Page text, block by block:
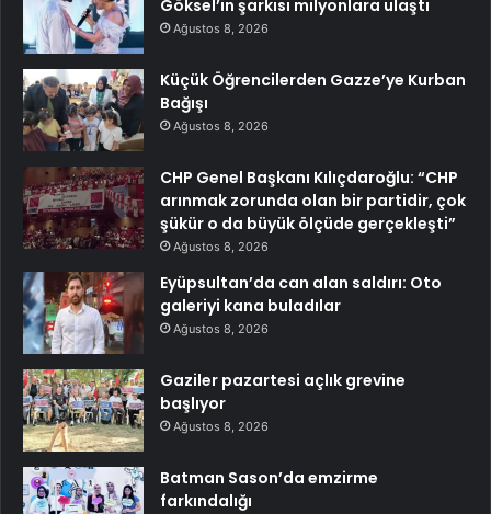
Göksel’in şarkısı milyonlara ulaştı
Ağustos 8, 2026
Küçük Öğrencilerden Gazze’ye Kurban
Bağışı
Ağustos 8, 2026
CHP Genel Başkanı Kılıçdaroğlu: “CHP
arınmak zorunda olan bir partidir, çok
şükür o da büyük ölçüde gerçekleşti”
Ağustos 8, 2026
Eyüpsultan’da can alan saldırı: Oto
galeriyi kana buladılar
Ağustos 8, 2026
Gaziler pazartesi açlık grevine
başlıyor
Ağustos 8, 2026
Batman Sason’da emzirme
farkındalığı